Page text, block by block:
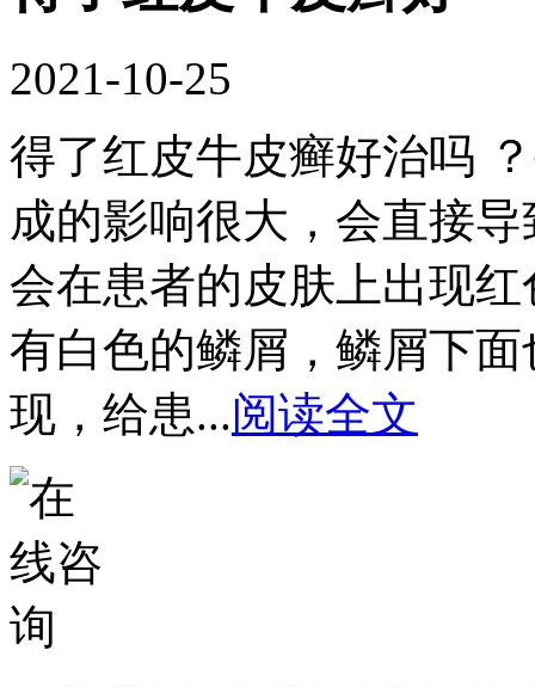
2021-10-25
得了红皮牛皮癣好治吗
成的影响很大，会直接
会在患者的皮肤上出现
有白色的鳞屑，鳞屑下
现，给患...阅读全文